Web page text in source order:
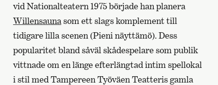
vid Nationalteatern 1975 började han planera
Willensaunasom ett slags komplement till
tidigare lilla scenen (Pieni näyttämö). Dess
popularitet bland såväl skådespelare som publik
vittnade om en länge efterlängtad intim spellokal
i stil med Tampereen Työväen Teatteris gamla